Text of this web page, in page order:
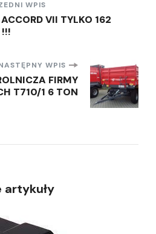
WPIS
VII TYLKO 162
!!!
WPIS
FIRMY
T710/1 6 TON
artykuły